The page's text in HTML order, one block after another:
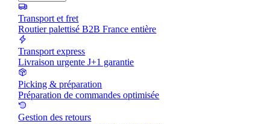
Transport et fret
Routier palettisé B2B France entière
Transport express
Livraison urgente J+1 garantie
Picking & préparation
Préparation de commandes optimisée
Gestion des retours